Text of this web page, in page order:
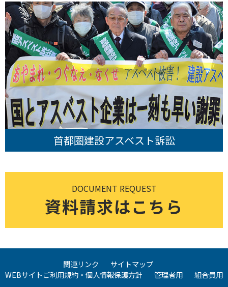
首都圏建設アスベスト訴訟
DOCUMENT REQUEST
資料請求はこちら
関連リンク
サイトマップ
WEBサイトご利用規約・個人情報保護方針
管理者用 組合員用